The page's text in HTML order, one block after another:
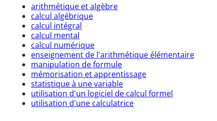
arithmétique et algèbre
calcul algébrique
calcul intégral
calcul mental
calcul numérique
enseignement de l'arithmétique élémentaire
manipulation de formule
mémorisation et apprentissage
statistique à une variable
utilisation d'un logiciel de calcul formel
utilisation d'une calculatrice